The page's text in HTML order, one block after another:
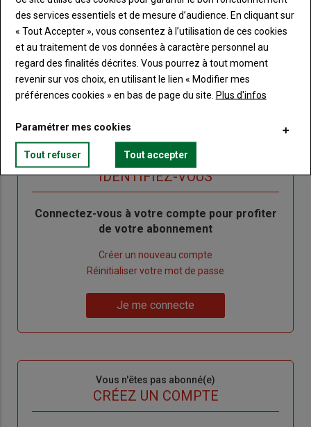
à
puce
Consultez le journal Terre de Touraine au format
numérique, sur tous les supports
Ne manquez aucune information grâce à la
newsletter du journal Terre de Touraine
Sous-
titre
Vous êtes abonné(e)
TITRE IDENTIFIEZ-VOUS
Body
Connectez-vous à votre compte pour profiter
de votre abonnement
Créer un nouveau compte
de
Réinitialiser votre mot de passe
me
Je me connecte
Vous n'êtes pas abonné(e)
CRÉEZ UN COMPTE
des services essentiels et de mesure d’audience. En cliquant sur
« Tout Accepter », vous consentez à l’utilisation de ces cookies
et au traitement de vos données à caractère personnel au
regard des finalités décrites. Vous pourrez à tout moment
revenir sur vos choix, en utilisant le lien « Modifier mes
préférences cookies » en bas de page du site. Plus d'infos
Paramétrer mes cookies
Tout refuser Tout accepter